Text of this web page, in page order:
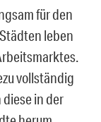
für den
leben
vollständig
in der